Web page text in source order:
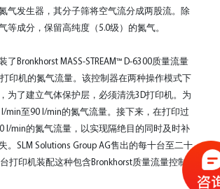
气发生器，其分子筛将空气流分成两股流。除
等成分，保留高纯度（5.0级）的氮气。
Bronkhorst MASS-STREAM™ D-6300质量流量
印机的氮气流量。该控制器在两种操作模式下
为了建立气体保护层，必须清洗3D打印机。为
min至90 l/min的氮气流量。接下来，在打印过
l/min的氮气流量，以实现隔绝目的同时及时补
。SLM Solutions Group AG售出的每十台至二十
打印机装配这种包含Bronkhorst质量流量控制